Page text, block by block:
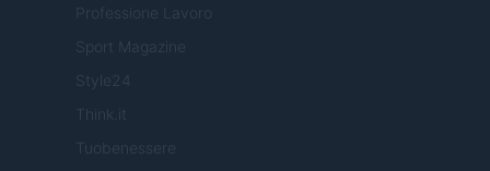
Professione Lavoro
Sport Magazine
Style24
Think.it
Tuobenessere